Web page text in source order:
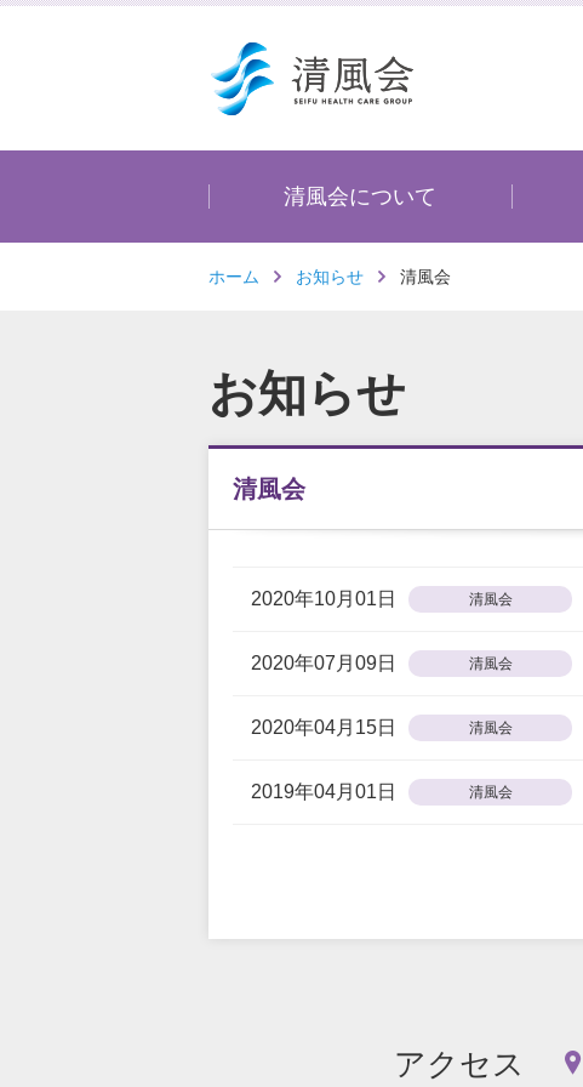
清風会について
ホーム お知らせ 清風会
お知らせ
清風会
2020年10月01日 清風会
2020年07月09日 清風会
2020年04月15日 清風会
2019年04月01日 清風会
アクセス